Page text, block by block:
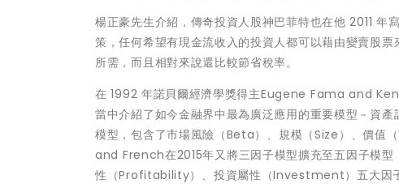
楊正豪先生介紹，傳奇投資人股神巴菲特也在他 2011
策，任何希望有現金流收入的投資人都可以藉由變賣股
所需，而且相對來說還比較節省稅率。
在 1992 年諾貝爾經濟學獎得主Eugene Fama and
當中介紹了如今金融界中最為廣泛應用的重要模型－
模型，包含了市場風險（Beta）、規模（Size）、價值
and French在2015年又將三因子模型擴充至五因子模
性（Profitability）、投資屬性（Investment）五大因子